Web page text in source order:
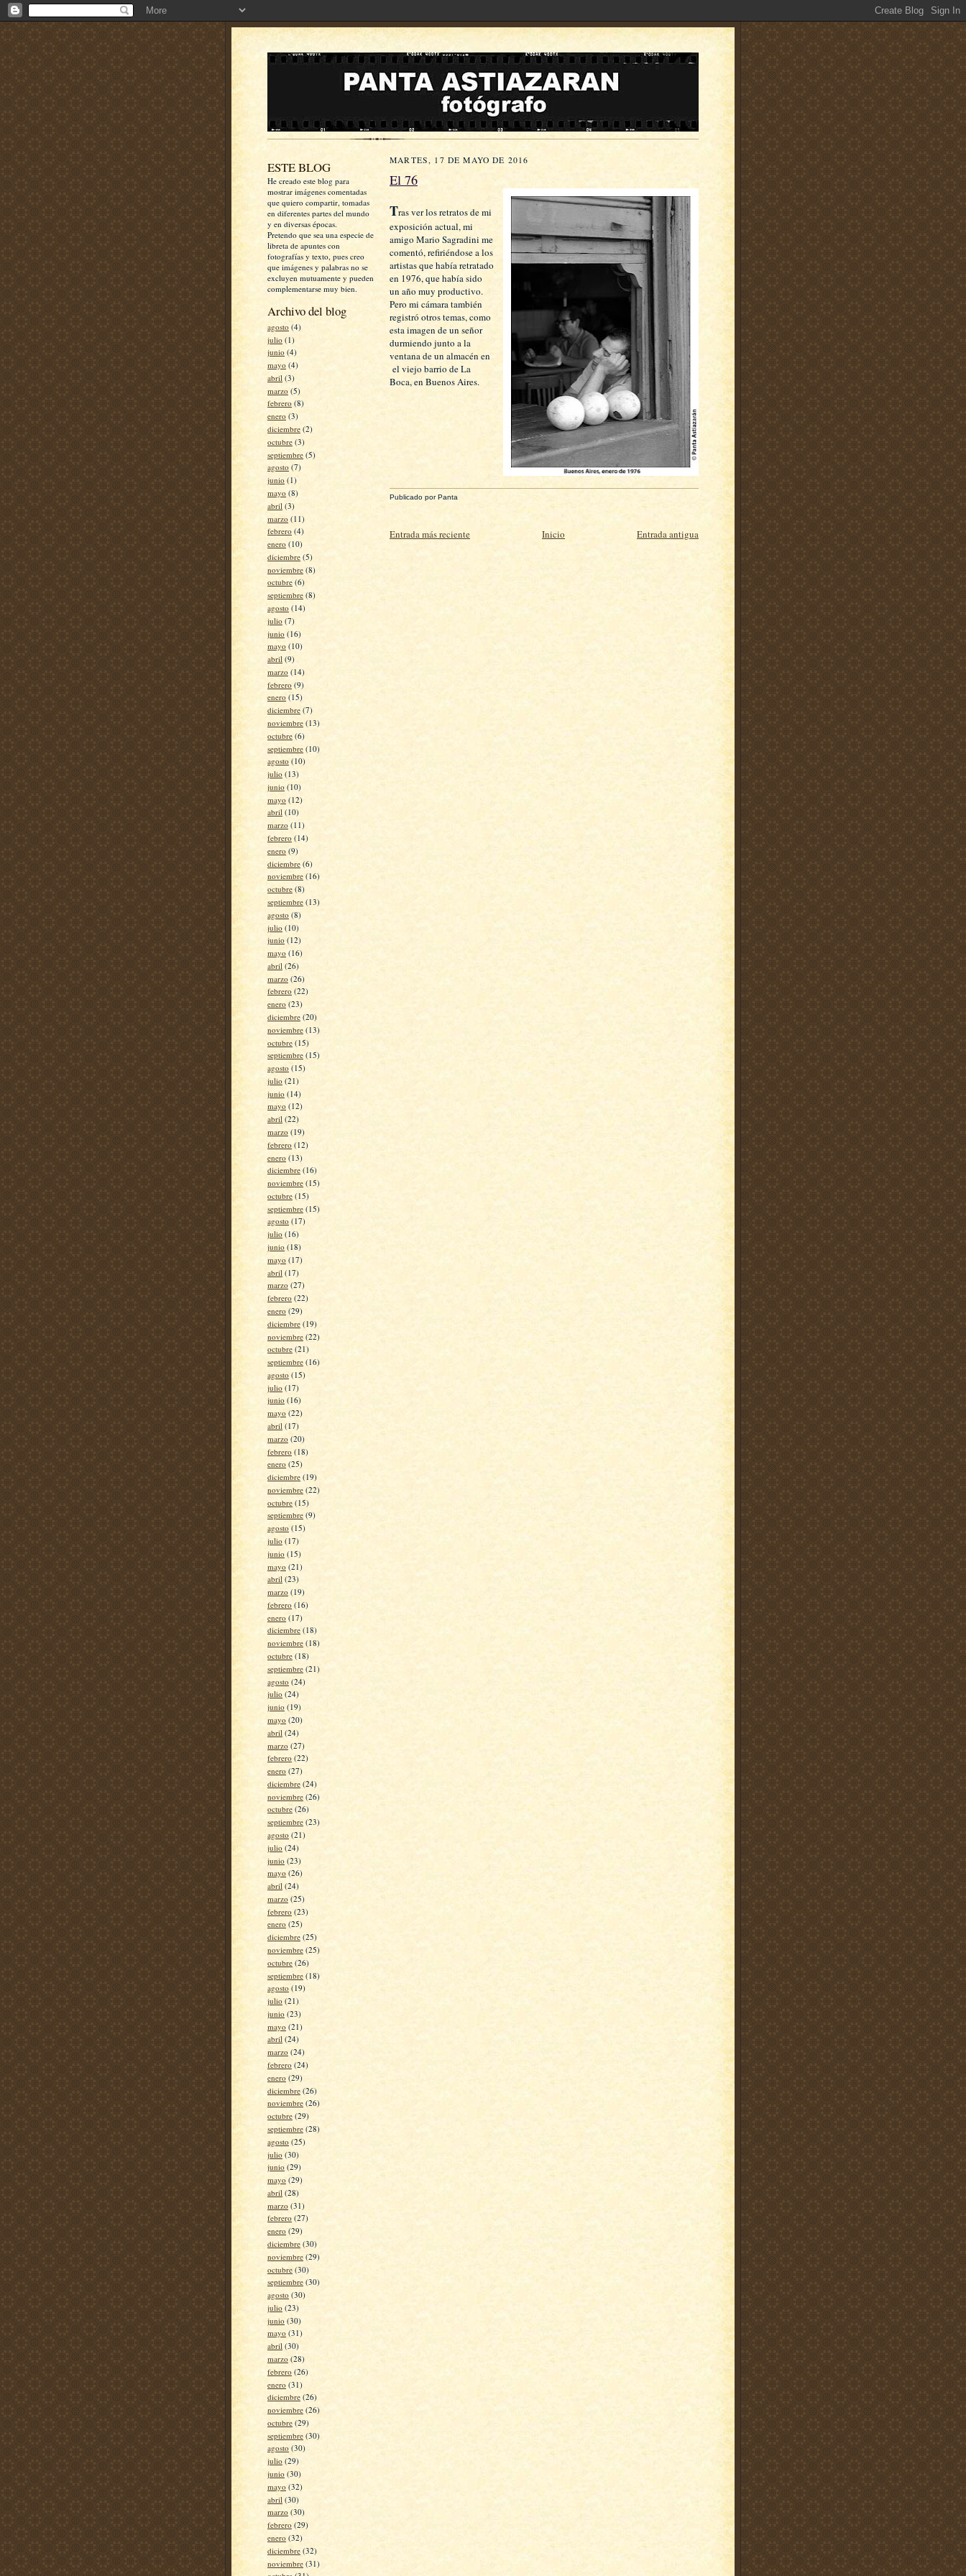
ESTE BLOG
He creado este blog para
mostrar imágenes comentadas
que quiero compartir, tomadas
en diferentes partes del mundo
y en diversas épocas.
Pretendo que sea una especie de
libreta de apuntes con
fotografías y texto, pues creo
que imágenes y palabras no se
excluyen mutuamente y pueden
complementarse muy bien.
Archivo del blog
agosto (4)
julio (1)
junio (4)
mayo (4)
abril (3)
marzo (5)
febrero (8)
enero (3)
diciembre (2)
octubre (3)
septiembre (5)
agosto (7)
junio (1)
mayo (8)
abril (3)
marzo (11)
febrero (4)
enero (10)
diciembre (5)
noviembre (8)
octubre (6)
septiembre (8)
agosto (14)
julio (7)
junio (16)
mayo (10)
abril (9)
marzo (14)
febrero (9)
enero (15)
diciembre (7)
noviembre (13)
octubre (6)
septiembre (10)
agosto (10)
julio (13)
junio (10)
mayo (12)
abril (10)
marzo (11)
febrero (14)
enero (9)
diciembre (6)
noviembre (16)
octubre (8)
septiembre (13)
agosto (8)
julio (10)
junio (12)
mayo (16)
abril (26)
marzo (26)
febrero (22)
enero (23)
diciembre (20)
noviembre (13)
octubre (15)
septiembre (15)
agosto (15)
julio (21)
junio (14)
mayo (12)
abril (22)
marzo (19)
febrero (12)
enero (13)
diciembre (16)
noviembre (15)
octubre (15)
septiembre (15)
agosto (17)
julio (16)
junio (18)
mayo (17)
abril (17)
marzo (27)
febrero (22)
enero (29)
diciembre (19)
noviembre (22)
octubre (21)
septiembre (16)
agosto (15)
julio (17)
junio (16)
mayo (22)
abril (17)
marzo (20)
febrero (18)
enero (25)
diciembre (19)
noviembre (22)
octubre (15)
septiembre (9)
agosto (15)
julio (17)
junio (15)
mayo (21)
abril (23)
marzo (19)
febrero (16)
enero (17)
diciembre (18)
noviembre (18)
octubre (18)
septiembre (21)
agosto (24)
julio (24)
junio (19)
mayo (20)
abril (24)
marzo (27)
febrero (22)
enero (27)
diciembre (24)
noviembre (26)
octubre (26)
septiembre (23)
agosto (21)
julio (24)
junio (23)
mayo (26)
abril (24)
marzo (25)
febrero (23)
enero (25)
diciembre (25)
noviembre (25)
octubre (26)
septiembre (18)
agosto (19)
julio (21)
junio (23)
mayo (21)
abril (24)
marzo (24)
febrero (24)
enero (29)
diciembre (26)
noviembre (26)
octubre (29)
septiembre (28)
agosto (25)
julio (30)
junio (29)
mayo (29)
abril (28)
marzo (31)
febrero (27)
enero (29)
diciembre (30)
noviembre (29)
octubre (30)
septiembre (30)
agosto (30)
julio (23)
junio (30)
mayo (31)
abril (30)
marzo (28)
febrero (26)
enero (31)
diciembre (26)
noviembre (26)
octubre (29)
septiembre (30)
agosto (30)
julio (29)
junio (30)
mayo (32)
abril (30)
marzo (30)
febrero (29)
enero (32)
diciembre (32)
noviembre (31)
MARTES, 17 DE MAYO DE 2016
El 76
Tras ver los retratos de mi
exposición actual, mi
amigo Mario Sagradini me
comentó, refiriéndose a los
artistas que había retratado
en 1976, que había sido
un año muy productivo.
Pero mi cámara también
registró otros temas, como
esta imagen de un señor
durmiendo junto a la
ventana de un almacén en
el viejo barrio de La
Boca, en Buenos Aires.
Publicado porPanta
Entrada más reciente Entrada antigua
Inicio